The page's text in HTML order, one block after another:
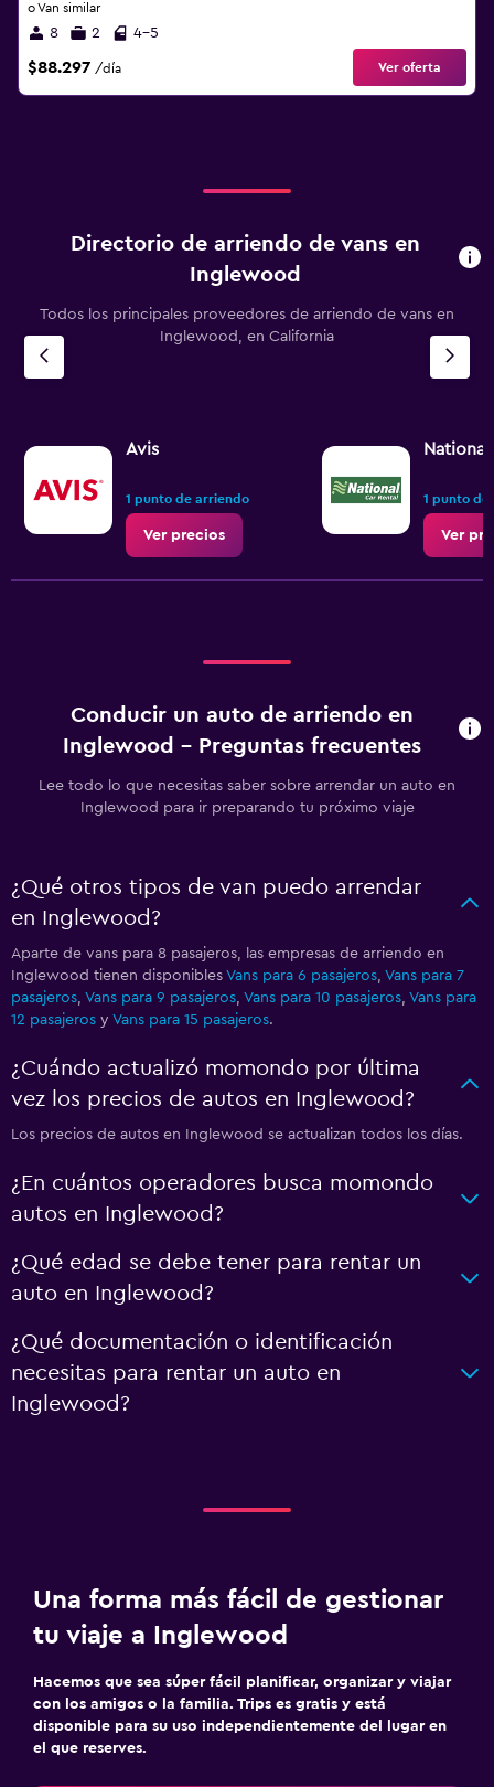
o Van similar
8 2 4-5
$88.297 /día Ver oferta
Directorio de arriendo de vans en
Inglewood
Todos los principales proveedores de arriendo de vans en
Inglewood, en California
Avis
1 punto de arriendo
Ver precios
National
1 punto de
Ver
Conducir un auto de arriendo en
Inglewood - Preguntas frecuentes
Lee todo lo que necesitas saber sobre arrendar un auto en
Inglewood para ir preparando tu próximo viaje
¿Qué otros tipos de van puedo arrendar
en Inglewood?
Aparte de vans para 8 pasajeros, las empresas de arriendo en
Inglewood tienen disponibles Vans para 6 pasajeros, Vans para 7
pasajeros, Vans para 9 pasajeros, Vans para 10 pasajeros, Vans para
12 pasajeros y Vans para 15 pasajeros.
¿Cuándo actualizó momondo por última
vez los precios de autos en Inglewood?
Los precios de autos en Inglewood se actualizan todos los días.
¿En cuántos operadores busca momondo
autos en Inglewood?
¿Qué edad se debe tener para rentar un
auto en Inglewood?
¿Qué documentación o identificación
necesitas para rentar un auto en
Inglewood?
Una forma más fácil de gestionar
tu viaje a Inglewood
Hacemos que sea súper fácil planificar, organizar y viajar
con los amigos o la familia. Trips es gratis y está
disponible para su uso independientemente del lugar en
el que reserves.